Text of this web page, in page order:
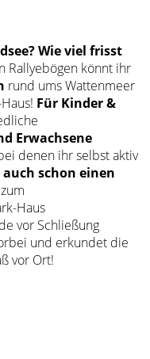
Wie viel frisst
Rallyebögen könnt ihr
rund ums Wattenmeer
Für Kinder &
Erwachsene
denen ihr selbst aktiv
schon einen
Haus
vor Schließung
und erkundet die
mit Spaß vor Ort!